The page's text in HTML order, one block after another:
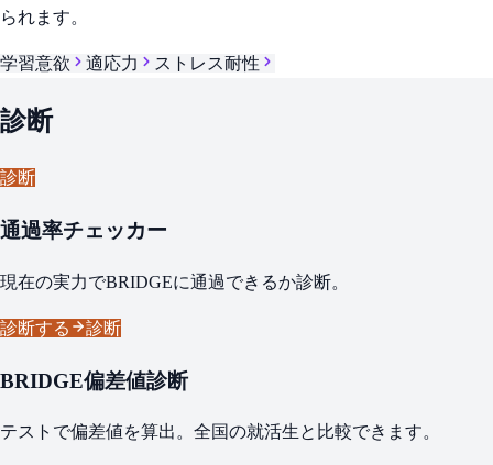
られます。
学習意欲 適応力 ストレス耐性
診断
診断
通過率チェッカー
現在の実力でBRIDGEに通過できるか診断。
診断する 診断
BRIDGE偏差値診断
テストで偏差値を算出。全国の就活生と比較できます。